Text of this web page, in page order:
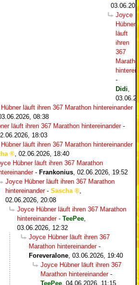
Joyce
Hübner
läuft
ihren
367
-
Didi
läuft ihren 367 Marathon hintereinander
08:38
läuft ihren 367 Marathon hintereinander-
18:03
läuft ihren 367 Marathon hintereinander
02.06.2026, 18:40
Hübner läuft ihren 367 Marathon
- Frankonius 02.06.2026, 19:52
Joyce Hübner läuft ihren 367 Marathon
hintereinander- Sascha
02.06.2026, 20:08
Joyce Hübner läuft ihren 367 Marathon
hintereinander- TeePee
03.06.2026, 12:32
Joyce Hübner läuft ihren 367
Marathon hintereinander-
Foreveralone 03.06.2026, 19:40
Joyce Hübner läuft ihren 367
Marathon hintereinander-
TeePee 04.06.2026, 11:15